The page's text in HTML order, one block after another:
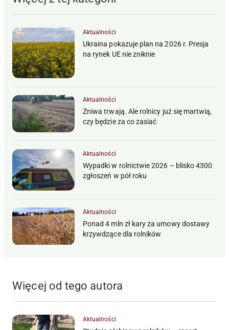
Aktualności
Ukraina pokazuje plan na 2026 r. Presja
na rynek UE nie zniknie
Aktualności
Żniwa trwają. Ale rolnicy już się martwią,
czy będzie za co zasiać
Aktualności
Wypadki w rolnictwie 2026 – blisko 4300
zgłoszeń w pół roku
Aktualności
Ponad 4 mln zł kary za umowy dostawy
krzywdzące dla rolników
Więcej od tego autora
Aktualności